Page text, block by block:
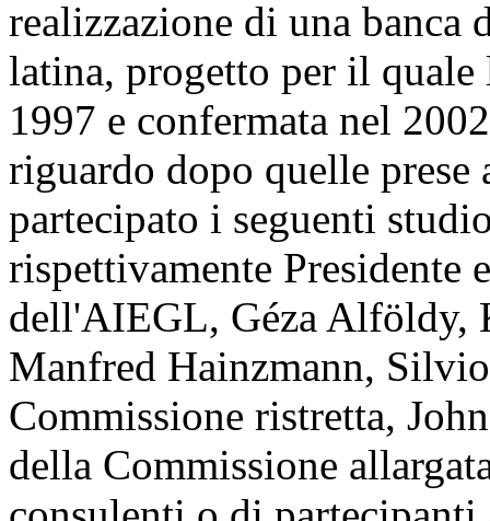
realizzazione di una banca
latina, progetto per il
1997 e confermata nel
riguardo dopo quelle prese
partecipato i seguenti
rispettivamente Presidente
dell'AIEGL, Géza Alföldy,
Manfred Hainzmann,
Commissione ristretta,
della Commissione